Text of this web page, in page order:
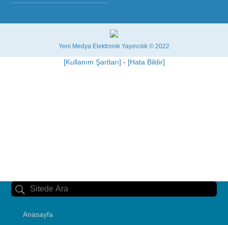
Yeni Medya Elektronik Yayıncılık © 2022
[Kullanım Şartları] - [Hata Bildir]
Anasayfa